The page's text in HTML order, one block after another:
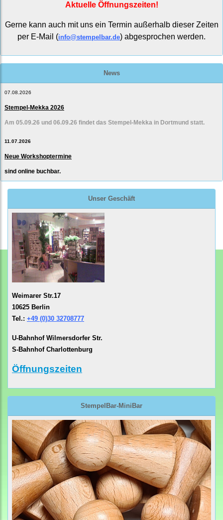
Aktuelle Öffnungszeiten!
Gerne kann auch mit uns ein Termin außerhalb dieser Zeiten
per E-Mail (info@stempelbar.de) abgesprochen werden.
News
07.08.2026
Stempel-Mekka 2026
Am 05.09.26 und 06.09.26 findet das Stempel-Mekka in Dortmund statt.
11.07.2026
Neue Workshoptermine
sind online buchbar.
Unser Geschäft
Weimarer Str.17
10625 Berlin
Tel.: +49 (0)30 32708777
U-Bahnhof Wilmersdorfer Str.
S-Bahnhof Charlottenburg
Öffnungszeiten
StempelBar-MiniBar